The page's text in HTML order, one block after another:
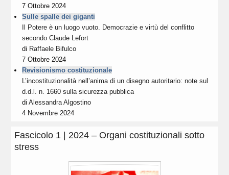
7 Ottobre 2024
Sulle spalle dei giganti
Il Potere è un luogo vuoto. Democrazie e virtù del conflitto
secondo Claude Lefort
di Raffaele Bifulco
7 Ottobre 2024
Revisionismo costituzionale
L’incostituzionalità nell’anima di un disegno autoritario: note sul
d.d.l. n. 1660 sulla sicurezza pubblica
diAlessandra Algostino
4 Novembre 2024
Fascicolo 1 | 2024 – Organi costituzionali sotto
stress